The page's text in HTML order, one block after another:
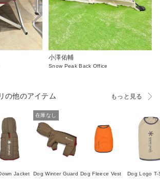
小澤佑輔
Snow Peak Back Office
の他のアイテム もっと見る
Jacket
在庫なし
Dog Winter Guard Dog Fleece Vest Dog Logo T-